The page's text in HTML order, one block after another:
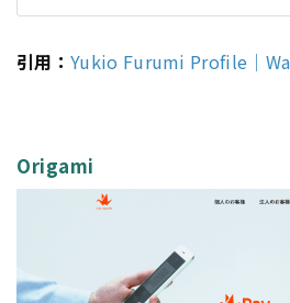
引用： Yukio Furumi Profile｜
Origami